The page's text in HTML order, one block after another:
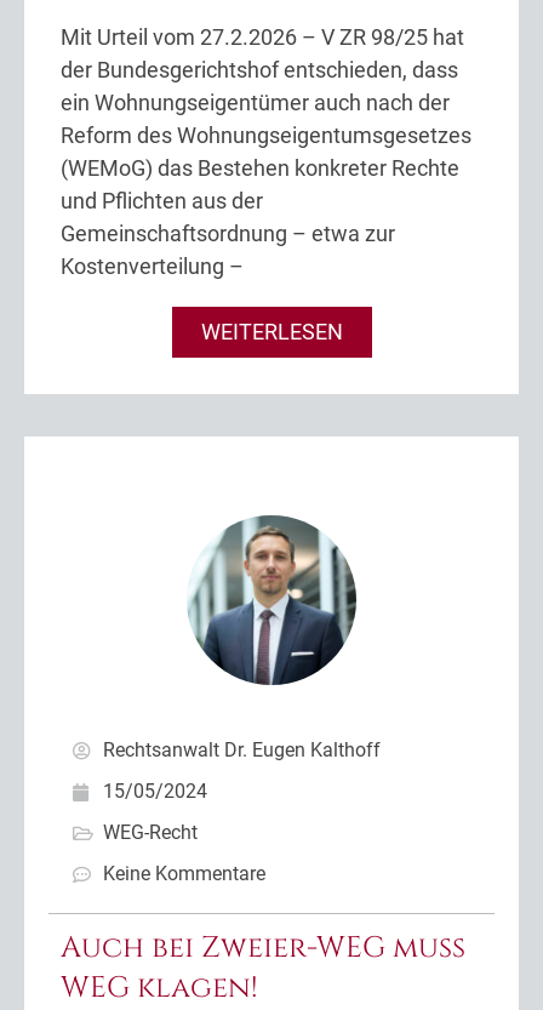
Mit Urteil vom 27.2.2026 – V ZR 98/25 hat
der Bundesgerichtshof entschieden, dass
ein Wohnungseigentümer auch nach der
Reform des Wohnungseigentumsgesetzes
(WEMoG) das Bestehen konkreter Rechte
und Pflichten aus der
Gemeinschaftsordnung – etwa zur
Kostenverteilung –
WEITERLESEN
Rechtsanwalt Dr. Eugen Kalthoff
15/05/2024
WEG-Recht
Keine Kommentare
Auch bei Zweier-WEG muss
WEG klagen!